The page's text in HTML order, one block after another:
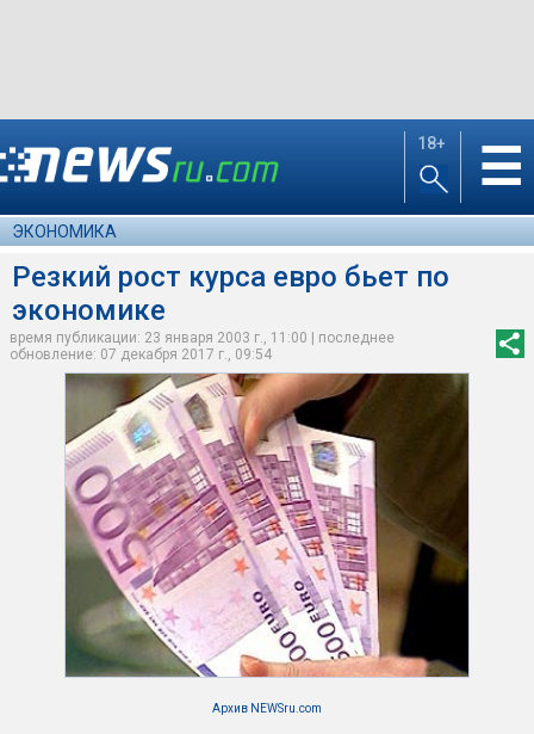
18+ ☰
ЭКОНОМИКА
Резкий рост курса евро бьет по
экономике
время публикации: 23 января 2003 г., 11:00 | последнее
обновление: 07 декабря 2017 г., 09:54
Архив NEWSru.com